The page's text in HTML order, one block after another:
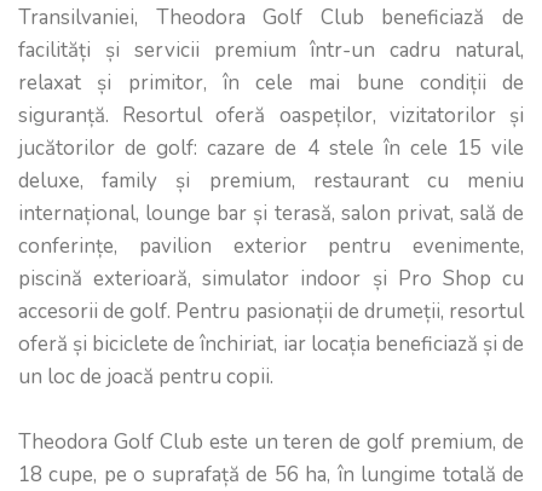
Transilvaniei, Theodora Golf Club beneficiază de
facilități și servicii premium într-un cadru natural,
relaxat și primitor, în cele mai bune condiții de
siguranță. Resortul oferă oaspeților, vizitatorilor și
jucătorilor de golf: cazare de 4 stele în cele 15 vile
deluxe, family și premium, restaurant cu meniu
internațional, lounge bar și terasă, salon privat, sală de
conferințe, pavilion exterior pentru evenimente,
piscină exterioară, simulator indoor și Pro Shop cu
accesorii de golf. Pentru pasionații de drumeții, resortul
oferă și biciclete de închiriat, iar locația beneficiază și de
un loc de joacă pentru copii.
Theodora Golf Club este un teren de golf premium, de
18 cupe, pe o suprafață de 56 ha, în lungime totală de